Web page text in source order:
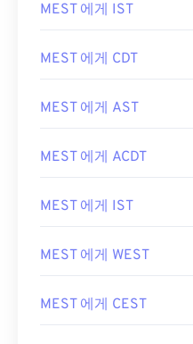
MEST 에게 IST
MEST 에게 CDT
MEST 에게 AST
MEST 에게 ACDT
MEST 에게 IST
MEST 에게 WEST
MEST 에게 CEST